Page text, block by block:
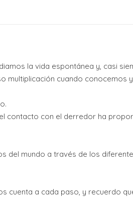
la vida espontánea y, casi
multiplicación cuando conocemos
contacto con el derredor ha
del mundo a través de los
cuenta a cada paso, y recuerdo